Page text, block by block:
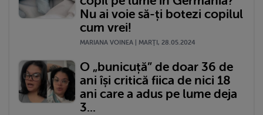
Nu ai voie să-ți botezi copilul
cum vrei!
MARIANA VOINEA | MARŢI, 28.05.2024
O „bunicuță” de doar 36 de
ani își critică fiica de nici 18
ani care a adus pe lume deja
3...